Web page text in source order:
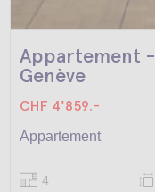
Appartement -
Genève
CHF 4'859.-
Appartement
4